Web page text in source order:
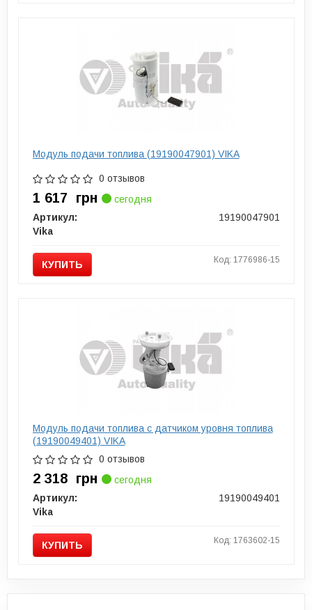
Модуль подачи топлива (19190047901) VIKA
0 отзывов
1 617 грн
сегодня
Артикул:
19190047901
Vika
КУПИТЬ Код: 1776986-15
Модуль подачи топлива с датчиком уровня топлива
(19190049401) VIKA
0 отзывов
2 318 грн
сегодня
Артикул:
19190049401
Vika
КУПИТЬ Код: 1763602-15